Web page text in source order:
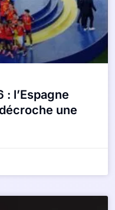
: l’Espagne
une